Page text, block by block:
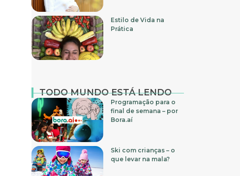
Estilo de Vida na
Prática
TODO MUNDO ESTÁ LENDO
Programação para o
final de semana – por
Bora.aí
Ski com crianças – o
que levar na mala?